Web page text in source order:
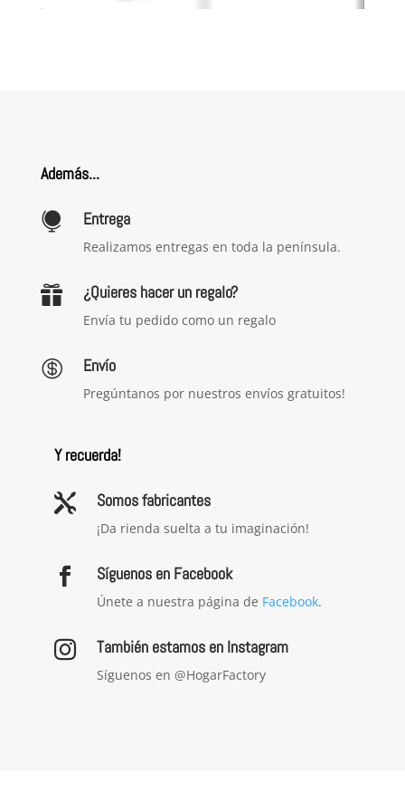
Además...
 Entrega
Realizamos entregas en toda la península.
 ¿Quieres hacer un regalo?
Envía tu pedido como un regalo
 Envío
Pregúntanos por nuestros envíos gratuitos!
Y recuerda!
 Somos fabricantes
¡Da rienda suelta a tu imaginación!
 Síguenos en Facebook
Únete a nuestra página de Facebook.
 También estamos en Instagram
Síguenos en @HogarFactory